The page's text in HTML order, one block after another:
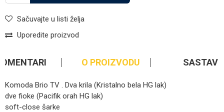
Sačuvajte u listi želja
Uporedite proizvod
O PROIZVODU SASTAV
Komoda Brio TV . Dva krila (Kristalno bela HG lak)
dve fioke (Pacifik orah HG lak)
soft-close šarke